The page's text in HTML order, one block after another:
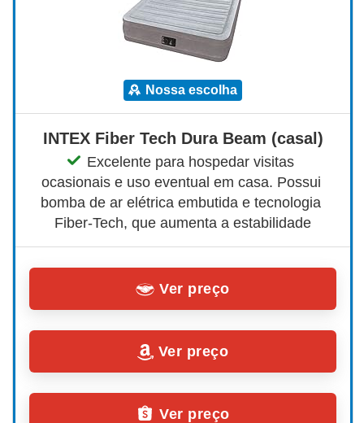
nossa escolha
INTEX Fiber Tech Dura Beam (casal)
Excelente para hospedar visitas
ocasionais e uso eventual em casa. Possui
bomba de ar elétrica embutida e tecnologia
Fiber‑Tech, que aumenta a estabilidade
Ver preço
Ver preço
Ver preço